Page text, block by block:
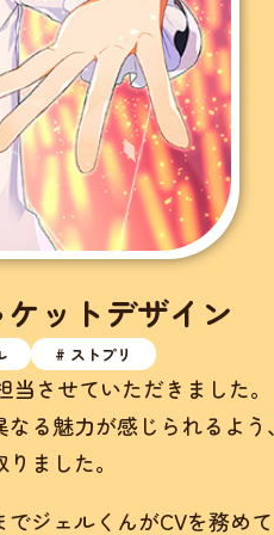
ットデザイン
# ストプリ
させていただきました。
る魅力が感じられるよう
ました。
ジェルくんがCVを務めて